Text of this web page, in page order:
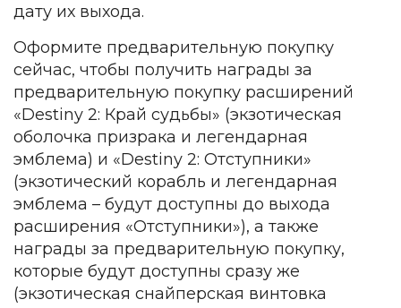
дату их выхода.
Оформите предварительную покупку
сейчас, чтобы получить награды за
предварительную покупку расширений
«Destiny 2: Край судьбы» (экзотическая
оболочка призрака и легендарная
эмблема) и «Destiny 2: Отступники»
(экзотический корабль и легендарная
эмблема – будут доступны до выхода
расширения «Отступники»), а также
награды за предварительную покупку,
которые будут доступны сразу же
(экзотическая снайперская винтовка